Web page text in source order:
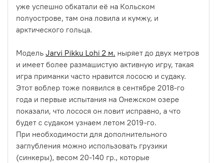
уже успешно обкатали её на Кольском
полуострове, там она ловила и кумжу, и
арктического гольца.
Модель Jarvi Pikku Lohi 2 м. ныряет до двух метров
и имеет более размашистую активную игру, такая
игра приманки часто нравится лососю и судаку.
Этот воблер тоже появился в сентябре 2018-го
года и первые испытания на Онежском озере
показали, что лосося он ловит исправно, а что
будет с судаком узнаем летом 2019-го.
При необходимости для дополнительного
заглубления можно использовать грузики
(синкеры), весом 20-140 гр., которые